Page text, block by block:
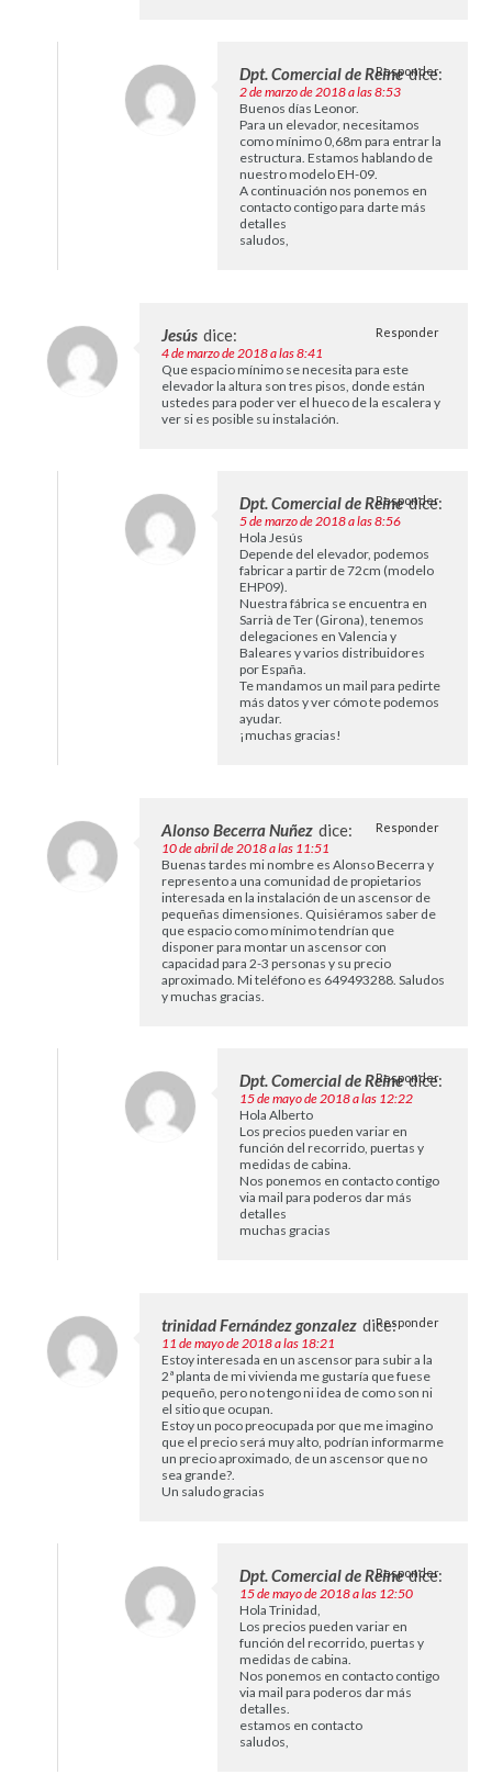
Dpt. Comercial de Reine dice:
2 de marzo de 2018 a las 8:53
Buenos días Leonor.
Para un elevador, necesitamos
como mínimo 0,68m para entrar la
estructura. Estamos hablando de
nuestro modelo EH-09.
A continuación nos ponemos en
contacto contigo para darte más
detalles
saludos,
Responder
Jesús dice:
4 de marzo de 2018 a las 8:41
Que espacio mínimo se necesita para este
elevador la altura son tres pisos, donde están
ustedes para poder ver el hueco de la escalera y
ver si es posible su instalación.
Responder
Dpt. Comercial de Reine dice:
5 de marzo de 2018 a las 8:56
Hola Jesús
Depende del elevador, podemos
fabricar a partir de 72cm (modelo
EHP09).
Nuestra fábrica se encuentra en
Sarrià de Ter (Girona), tenemos
delegaciones en Valencia y
Baleares y varios distribuidores
por España.
Te mandamos un mail para pedirte
más datos y ver cómo te podemos
ayudar.
¡muchas gracias!
Responder
Alonso Becerra Nuñez dice:
10 de abril de 2018 a las 11:51
Buenas tardes mi nombre es Alonso Becerra y
represento a una comunidad de propietarios
interesada en la instalación de un ascensor de
pequeñas dimensiones. Quisiéramos saber de
que espacio como mínimo tendrían que
disponer para montar un ascensor con
capacidad para 2-3 personas y su precio
aproximado. Mi teléfono es 649493288. Saludos
y muchas gracias.
Responder
Dpt. Comercial de Reine dice:
15 de mayo de 2018 a las 12:22
Hola Alberto
Los precios pueden variar en
función del recorrido, puertas y
medidas de cabina.
Nos ponemos en contacto contigo
via mail para poderos dar más
detalles
muchas gracias
Responder
trinidad Fernández gonzalez dice:
11 de mayo de 2018 a las 18:21
Estoy interesada en un ascensor para subir a la
2ª planta de mi vivienda me gustaría que fuese
pequeño, pero no tengo ni idea de como son ni
el sitio que ocupan.
Estoy un poco preocupada por que me imagino
que el precio será muy alto, podrían informarme
un precio aproximado, de un ascensor que no
sea grande?.
Un saludo gracias
Responder
Dpt. Comercial de Reine dice:
15 de mayo de 2018 a las 12:50
Hola Trinidad,
Los precios pueden variar en
función del recorrido, puertas y
medidas de cabina.
Nos ponemos en contacto contigo
via mail para poderos dar más
detalles.
estamos en contacto
saludos,
Responder